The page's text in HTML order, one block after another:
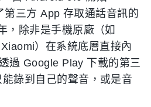
第三方 App 存取通話音訊的
，除非是手機原廠（如
）在系統底層直接內
過 Google Play 下載的第三
錄到自己的聲音，或是音